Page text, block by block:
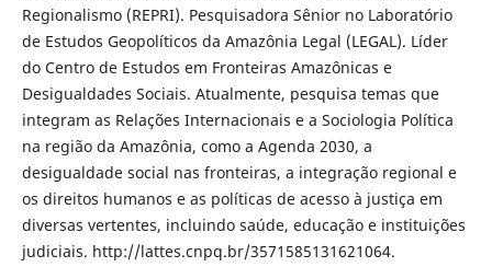
Regionalismo (REPRI). Pesquisadora Sênior no Laboratório
de Estudos Geopolíticos da Amazônia Legal (LEGAL). Líder
do Centro de Estudos em Fronteiras Amazônicas e
Desigualdades Sociais. Atualmente, pesquisa temas que
integram as Relações Internacionais e a Sociologia Política
na região da Amazônia, como a Agenda 2030, a
desigualdade social nas fronteiras, a integração regional e
os direitos humanos e as políticas de acesso à justiça em
diversas vertentes, incluindo saúde, educação e instituições
judiciais. http://lattes.cnpq.br/3571585131621064.